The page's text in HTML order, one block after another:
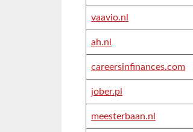
vaavio.nl
ah.nl
careersinfinances.com
jober.pl
meesterbaan.nl